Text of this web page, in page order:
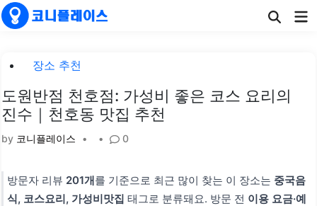
Skip
to
Posted장소 추천
도원반점 천호점: 가성비 좋은 코스 요리의
진수｜천호동 맛집 추천
by 코니플레이스 • • 0
방문자 리뷰 201개를 기준으로 최근 많이 찾는 이 장소는 중국음
식, 코스요리, 가성비맛집 태그로 분류돼요. 방문 전 이용 요금·예